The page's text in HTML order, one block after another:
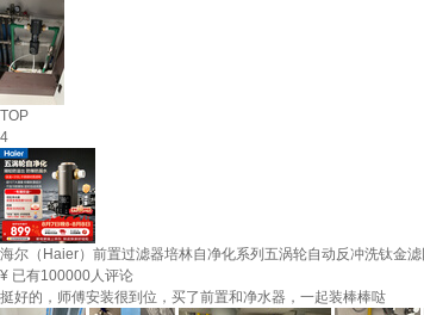
TOP
4
海尔（Haier）前置过滤器培林自净化系列五涡轮自动反冲洗钛金
¥ 已有100000人评论
挺好的，师傅安装很到位，买了前置和净水器，一起装棒棒哒